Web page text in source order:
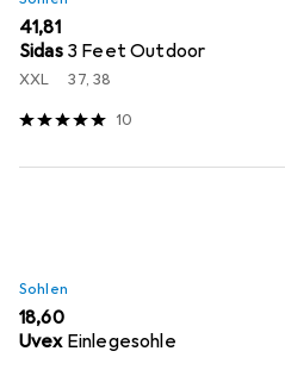
EUR
41,81
Sidas 3 Feet Outdoor
XXL 37, 38
10
Sohlen
EUR
18,60
Uvex Einlegesohle